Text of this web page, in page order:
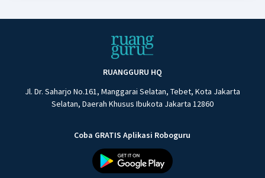
RUANGGURU HQ
Jl. Dr. Saharjo No.161, Manggarai Selatan, Tebet, Kota Jakarta
Selatan, Daerah Khusus Ibukota Jakarta 12860
Coba GRATIS Aplikasi Roboguru